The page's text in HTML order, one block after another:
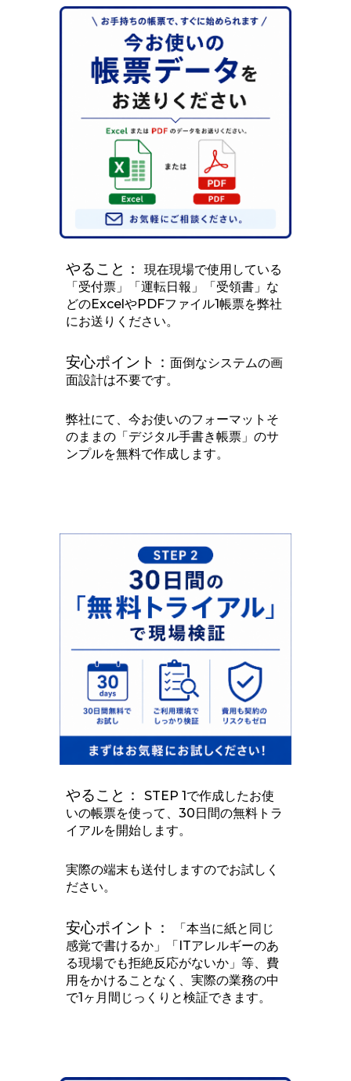
やること：現在現場で使用している
「受付票」「運転日報」「受領書」な
どのExcelやPDFファイル1帳票を弊社
にお送りください。
安心ポイント：面倒なシステムの画
面設計は不要です。
弊社にて、今お使いのフォーマットそ
のままの「デジタル手書き帳票」のサ
ンプルを無料で作成します。
やること：STEP 1で作成したお使
いの帳票を使って、30日間の無料トラ
イアルを開始します。
実際の端末も送付しますのでお試しく
ださい。
安心ポイント：
「本当に紙と同じ
感覚で書けるか」「ITアレルギーのあ
る現場でも拒絶反応がないか」等、費
用をかけることなく、実際の業務の中
で1ヶ月間じっくりと検証できます。